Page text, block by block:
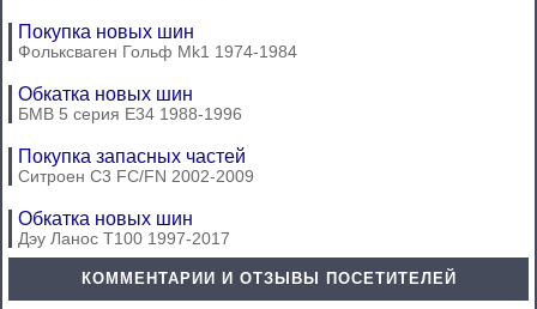
Покупка новых шин
Фольксваген Гольф Mk1 1974-1984
Обкатка новых шин
БМВ 5 серия Е34 1988-1996
Покупка запасных частей
Ситроен С3 FC/FN 2002-2009
Обкатка новых шин
Дэу Ланос Т100 1997-2017
КОММЕНТАРИИ И ОТЗЫВЫ ПОСЕТИТЕЛЕЙ